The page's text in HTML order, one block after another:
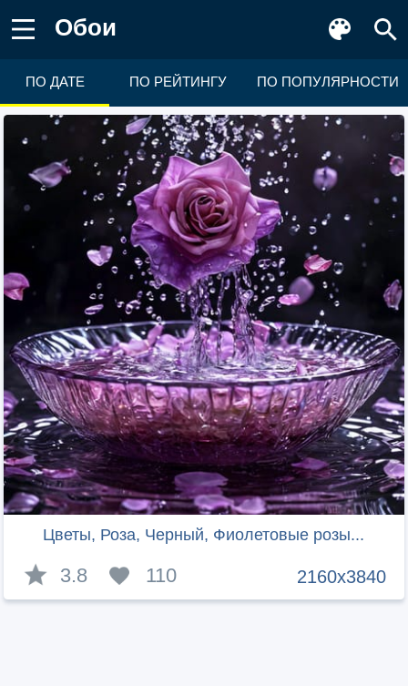
Обои
ПО ДАТЕ ПО РЕЙТИНГУ ПО ПОПУЛЯРНОСТИ
Цветы, Роза, Черный, Фиолетовые розы...
2160x3840
3.8 110